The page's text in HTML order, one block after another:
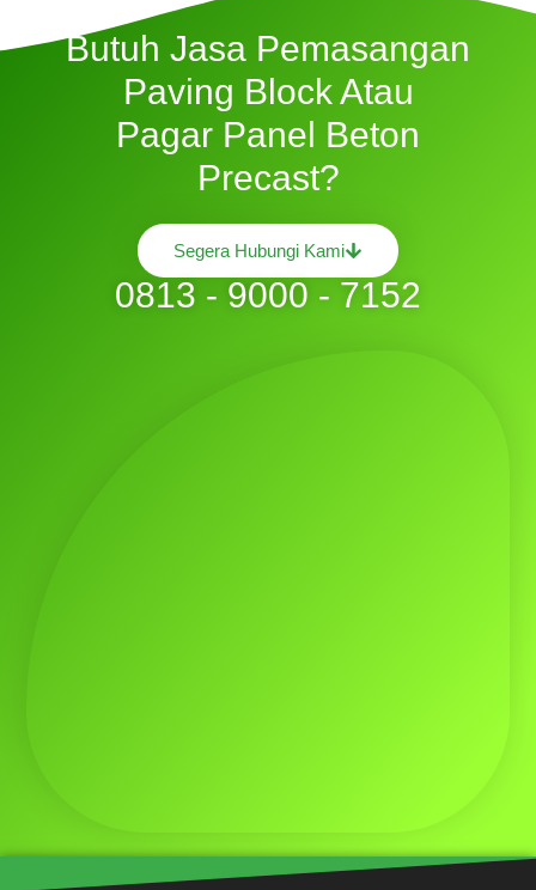
Butuh Jasa Pemasangan
Paving Block Atau
Pagar Panel Beton
Precast?
Segera Hubungi Kami
0813 - 9000 - 7152